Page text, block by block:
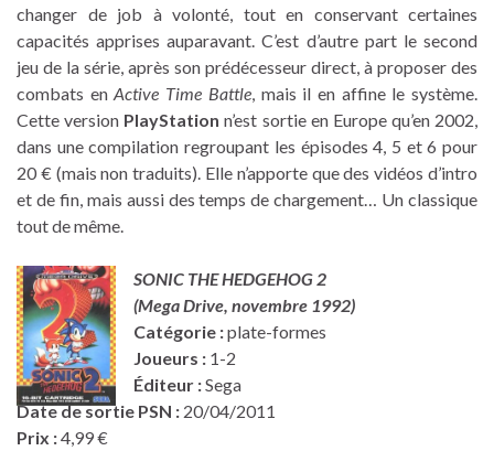
changer de job à volonté, tout en conservant certaines
capacités apprises auparavant. C’est d’autre part le second
jeu de la série, après son prédécesseur direct, à proposer des
combats enActive Time Battle, mais il en affine le système.
Cette version PlayStation n’est sortie en Europe qu’en 2002,
dans une compilation regroupant les épisodes 4, 5 et 6 pour
20 € (mais non traduits). Elle n’apporte que des vidéos d’intro
et de fin, mais aussi des temps de chargement… Un classique
tout de même.
SONIC THE HEDGEHOG 2
(Mega Drive, novembre 1992)
Catégorie :plate-formes
Joueurs : 1-2
Éditeur :Sega
Date de sortie PSN : 20/04/2011
Prix :4,99 €